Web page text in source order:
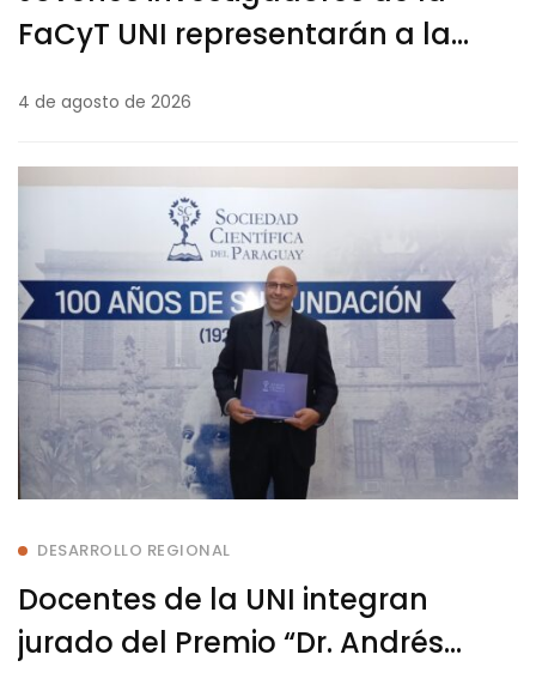
FaCyT UNI representarán a la
Jóvenes Investigadores de la
AUGM
4 de agosto de 2026
DESARROLLO REGIONAL
Docentes de la UNI integran
jurado del Premio “Dr. Andrés